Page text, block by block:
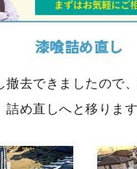
漆喰詰め直し
撤去できましたので
詰め直しへと移ります